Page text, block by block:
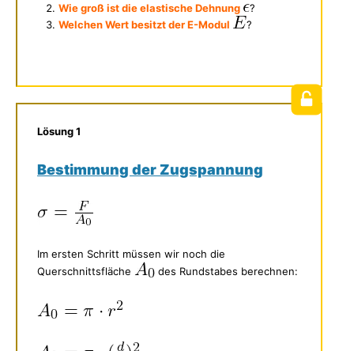
Wie groß ist die elastische Dehnung
?
Welchen Wert besitzt der E-Modul
?
Lösung 1
Bestimmung der Zugspannung
Im ersten Schritt müssen wir noch die
Querschnittsfläche
des Rundstabes berechnen: